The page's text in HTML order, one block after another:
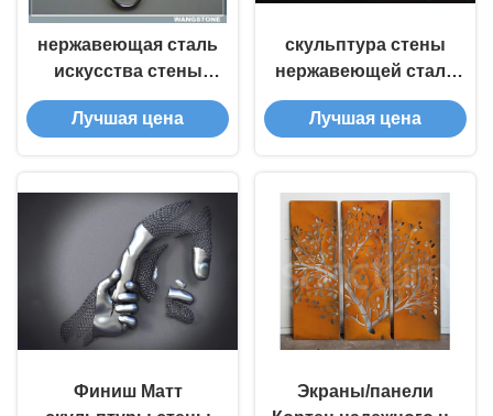
нержавеющая сталь
искусства стены
черепа буйвола стены
металла 50км
материальная
Лучшая цена
скульптура стены
нержавеющей стали
зеркала длины 150cm
250cm
Лучшая цена
Финиш Матт
Экраны/панели